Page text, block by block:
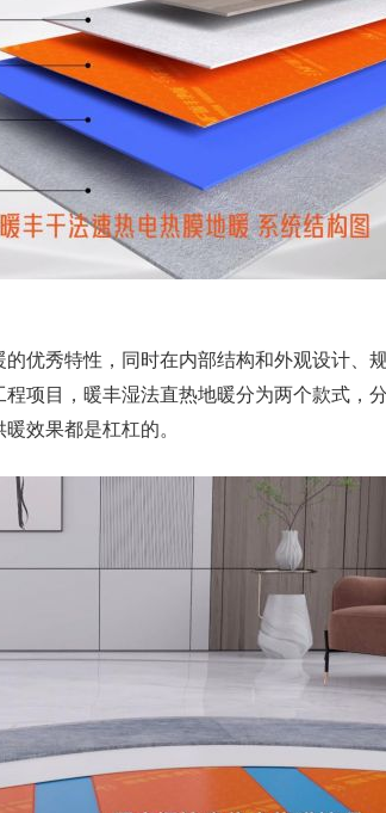
秀特性，同时在内部结构和外观设计、
项目，暖丰湿法直热地暖分为两个款式，
效果都是杠杠的。